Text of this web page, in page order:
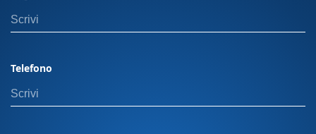
indicato esclude il passaggio di proprietà. In
proprietà può variare in base alla potenza del
veicolo e alla residenza dell’intestatario. Offerta
valida con finanziamento Panero plus. Per
Telefono